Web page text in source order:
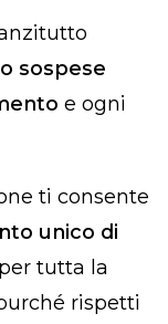
sospese
e ogni
ti consente
unico di
tutta la
rispetti